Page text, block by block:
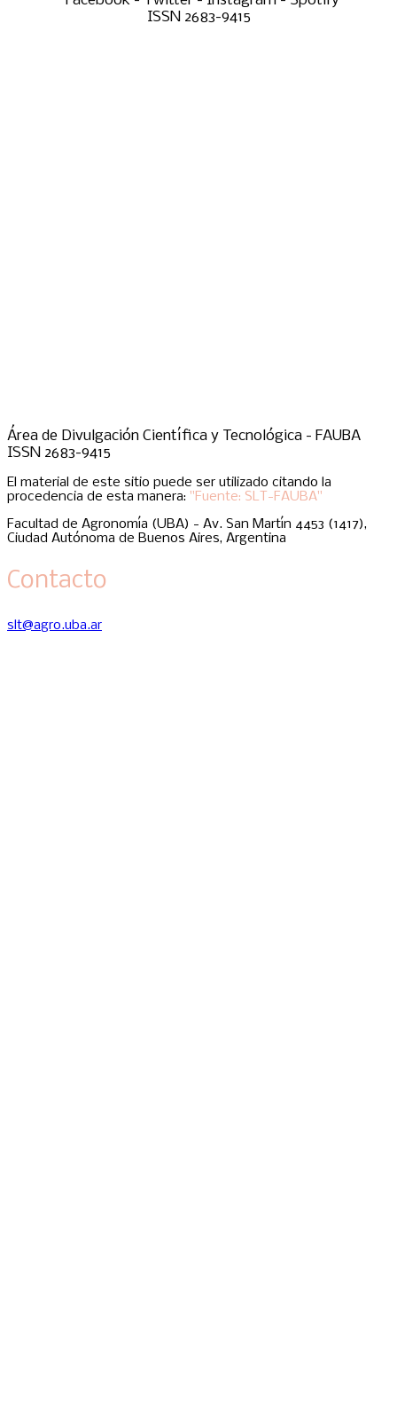
ISSN 2683-9415
Área de Divulgación Científica y Tecnológica - FAUBA
ISSN 2683-9415
El material de este sitio puede ser utilizado citando la
procedencia de esta manera: "Fuente: SLT-FAUBA"
Facultad de Agronomía (UBA) - Av. San Martín 4453 (1417),
Ciudad Autónoma de Buenos Aires, Argentina
Contacto
slt@agro.uba.ar